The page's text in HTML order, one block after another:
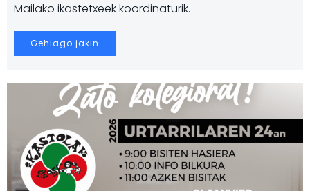
Mailako ikastetxeek koordinaturik.
Gehiago jakin